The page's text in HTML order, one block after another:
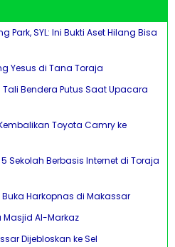
Park, SYL: Ini Bukti Aset Hilang Bisa
Yesus di Tana Toraja
Bendera Putus Saat Upacara
Toyota Camry ke
Sekolah Berbasis Internet di Toraja
Harkopnas di Makassar
Masjid Al-Markaz
Dijebloskan ke Sel